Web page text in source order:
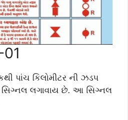
પાંચ કિલોમીટર ની ઝડપ
લગાવાય છે. આ સિગ્નલ